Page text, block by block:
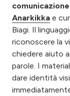
comunicazione
Anarkikka e
Biagi. Il
riconoscere la
chiedere aiuto
parole. I
dare identità